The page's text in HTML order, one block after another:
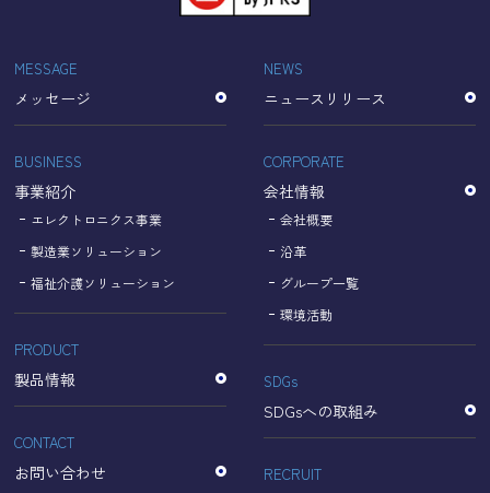
「Cookie」で収集される情報は個人を特定できるものでは
収集されたデータはGoogleのプライバシーポリシーにおい
て管理されます。
なお、当サイトのご利用をもって、上述の方法・目的にお
いてGoogle及び当サイトが行うデータ処理に関し、お客様
【Googleのプライバシーポリシー】
https://policies.google.com/privacy?hl=ja
https://policies.google.com/technologies/partner-sites?
hl=ja
個人情報に関するお問い合わせ窓口
名古屋理研電具株式会社
TEL：052-833-1248
MESSAGE
メッセージ
BUSINESS
事業紹介
エレクトロニクス事業
製造業ソリューション
福祉介護ソリューション
PRODUCT
製品情報
CONTACT
お問い合わせ
NEWS
ニュースリリース
CORPORATE
会社情報
会社概要
沿革
グループ一覧
環境活動
SDGs
SDGsへの取組み
RECRUIT